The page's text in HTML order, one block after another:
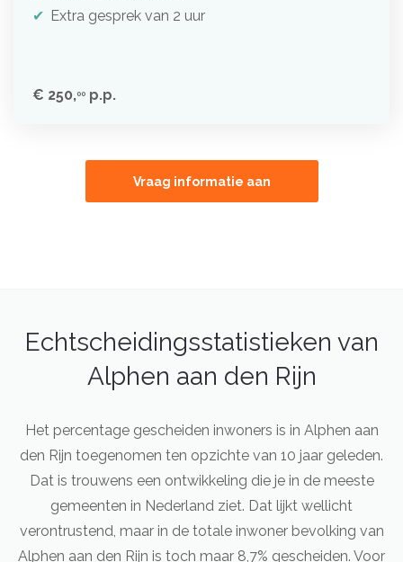
Extra gesprek van 2 uur
€ 250,00 p.p.
Vraag informatie aan
Echtscheidingsstatistieken van
Alphen aan den Rijn
Het percentage gescheiden inwoners is in Alphen aan
den Rijn toegenomen ten opzichte van 10 jaar geleden.
Dat is trouwens een ontwikkeling die je in de meeste
gemeenten in Nederland ziet. Dat lijkt wellicht
verontrustend, maar in de totale inwoner bevolking van
Alphen aan den Rijn is toch maar 8,7% gescheiden. Voor